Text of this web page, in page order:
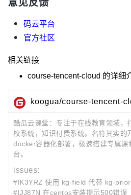
码云平台
官方社区
相关链接
course-tencent-cloud 的详细
koogua/course-tencent-
酷瓜云课堂：专注于在线教育领域，
校系统，知识付费系统。名符其实的
docker容器化部署，极速搭建专属课
台。
issues:
#IK3YRZ 使用 kg-field 代替 kg-
#IJJ87N 在centos安装提示500错误